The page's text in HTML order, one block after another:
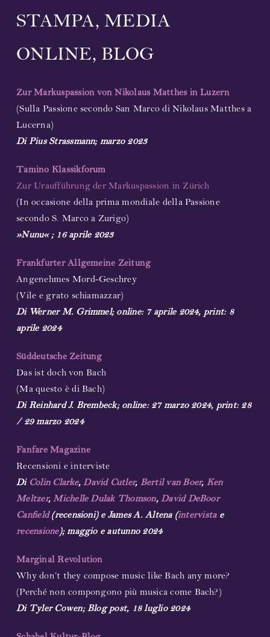
STAMPA, MEDIA
ONLINE, BLOG
Zur Markuspassion von Nikolaus Matthes in Luzern
(Sulla Passione secondo San Marco di Nikolaus Matthes a
Lucerna)
Di Pius Strassmann; marzo 2023
Tamino Klassikforum
Zur Uraufführung der Markuspassion in Zürich
(In occasione della prima mondiale della Passione
secondo S. Marco a Zurigo)
»Nunu« ; 16 aprile 2023
Frankfurter Allgemeine Zeitung
Angenehmes Mord-Geschrey
(Vile e grato schiamazzar)
Di Werner M. Grimmel; online: 7 aprile 2024, print: 8
aprile 2024
Süddeutsche Zeitung
Das ist doch von Bach
(Ma questo è di Bach)
Di Reinhard J. Brembeck; online: 27 marzo 2024, print: 28
/ 29 marzo 2024
Fanfare Magazine
Recensioni e interviste
Di Colin Clarke,David Cutler, Bertil van Boer, Ken
Meltzer,Michelle Dulak Thomson,David DeBoor
Canfield(recensioni) e James A. Altena (intervistae
recensione); maggio e autunno 2024
Marginal Revolution
Why don’t they compose music like Bach any more?
(Perché non compongono più musica come Bach?)
Di Tyler Cowen; Blog post, 18 luglio 2024